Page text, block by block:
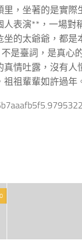
里，坐著的是實
人表演**，一場對
坐的太爺爺，都
不是臺詞，是真心
真情吐露，沒有
祖祖輩輩如許過
0